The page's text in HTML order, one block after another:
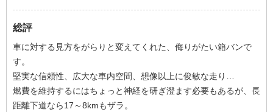
総評
車に対する見方をがらりと変えてくれた、侮りがたい箱バンで
す。
堅実な信頼性、広大な車内空間、想像以上に俊敏な走り…
燃費を維持するにはちょっと神経を研ぎ澄ます必要もあるが、長
距離下道なら17～8kmもザラ。